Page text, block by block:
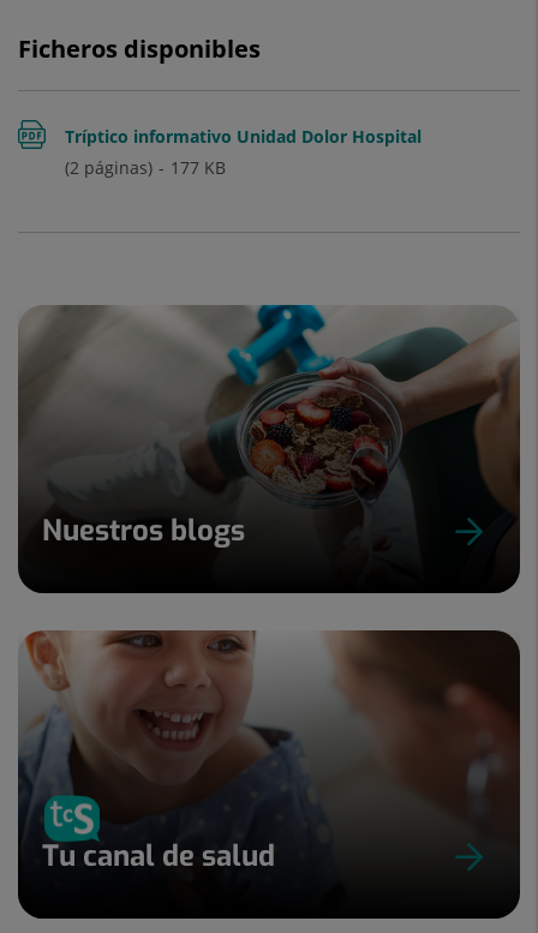
Ficheros disponibles
Tríptico informativo Unidad Dolor Hospital
Universitari Sagrat Cor
177 KB
(2 páginas)
Nuestros blogs
Tu canal de salud